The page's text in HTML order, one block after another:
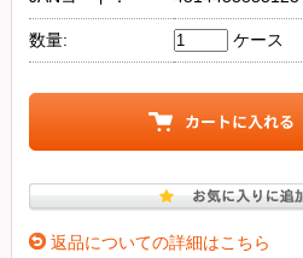
数量: ケース
返品についての詳細はこちら